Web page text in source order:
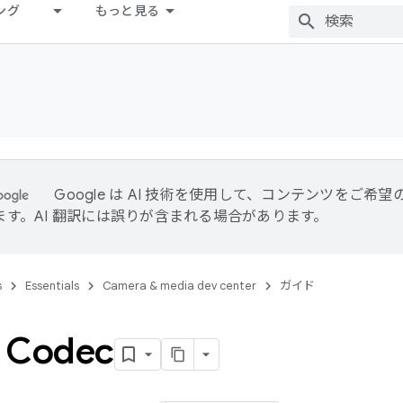
グ もっと見る
Google は AI 技術を使用して、コンテンツをご希望
。AI 翻訳には誤りが含まれる場合があります。
Essentials Camera & media dev center ガイド